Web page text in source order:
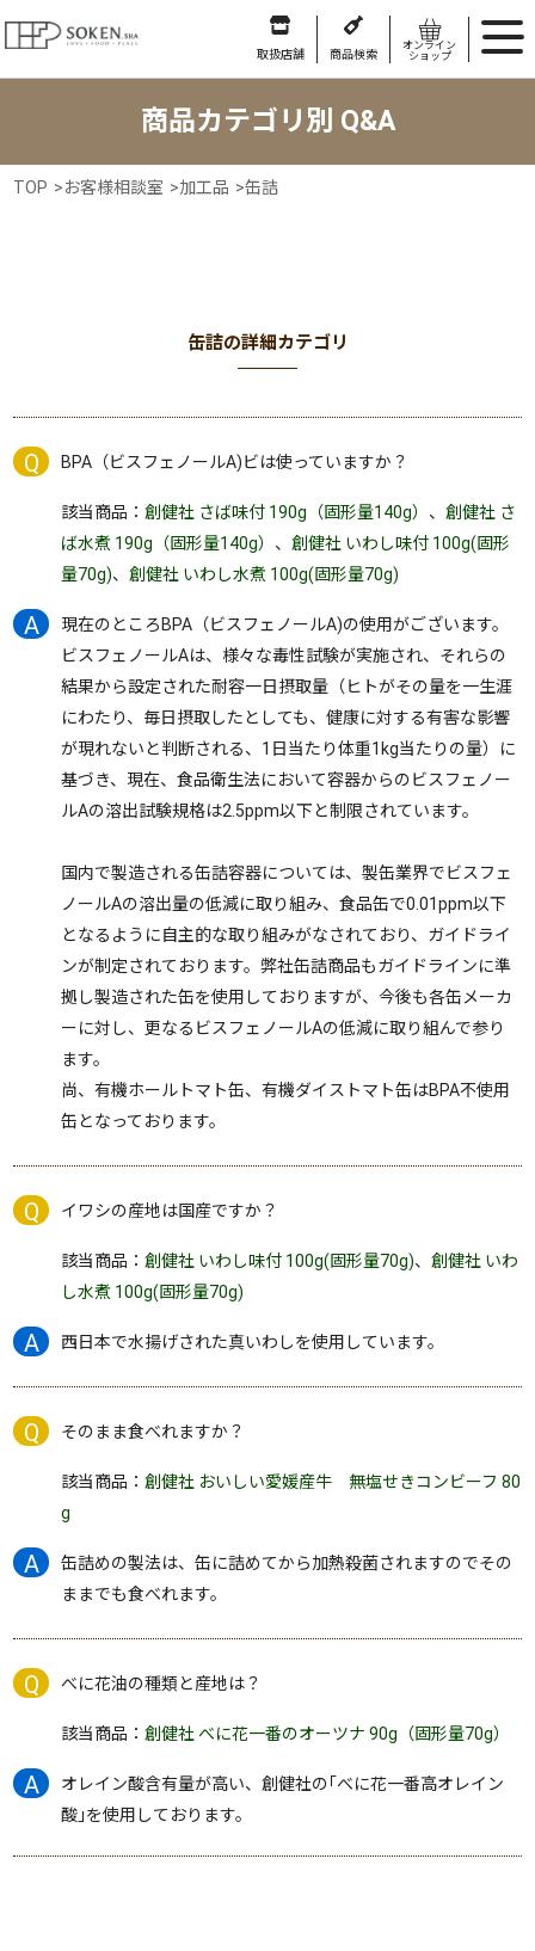
取扱店舗 商品検索
オンライン
ショップ
商品カテゴリ別 Q&A
TOP >お客様相談室 >加工品 >缶詰
缶詰の詳細カテゴリ
BPA（ビスフェノールA)ビは使っていますか？
該当商品：創健社 さば味付 190g（固形量140g） 、創健社 さ
ば水煮 190g（固形量140g） 、創健社 いわし味付 100g(固形
量70g)、創健社 いわし水煮 100g(固形量70g)
現在のところBPA（ビスフェノールA)の使用がございます。
ビスフェノールAは、様々な毒性試験が実施され、それらの
結果から設定された耐容一日摂取量（ヒトがその量を一生涯
にわたり、毎日摂取したとしても、健康に対する有害な影響
が現れないと判断される、1日当たり体重1kg当たりの量）に
基づき、現在、食品衛生法において容器からのビスフェノー
ルAの溶出試験規格は2.5ppm以下と制限されています。
国内で製造される缶詰容器については、製缶業界でビスフェ
ノールAの溶出量の低減に取り組み、食品缶で0.01ppm以下
となるように自主的な取り組みがなされており、ガイドライ
ンが制定されております。弊社缶詰商品もガイドラインに準
拠し製造された缶を使用しておりますが、今後も各缶メーカ
ーに対し、更なるビスフェノールAの低減に取り組んで参り
ます。
尚、有機ホールトマト缶、有機ダイストマト缶はBPA不使用
缶となっております。
イワシの産地は国産ですか？
該当商品：創健社 いわし味付 100g(固形量70g)、創健社 いわ
し水煮 100g(固形量70g)
西日本で水揚げされた真いわしを使用しています。
そのまま食べれますか？
該当商品：創健社 おいしい愛媛産牛 無塩せきコンビーフ 80
g
缶詰めの製法は、缶に詰めてから加熱殺菌されますのでその
ままでも食べれます。
べに花油の種類と産地は？
該当商品：創健社 べに花一番のオーツナ 90g（固形量70g）
オレイン酸含有量が高い、創健社の｢べに花一番高オレイン
酸｣を使用しております。